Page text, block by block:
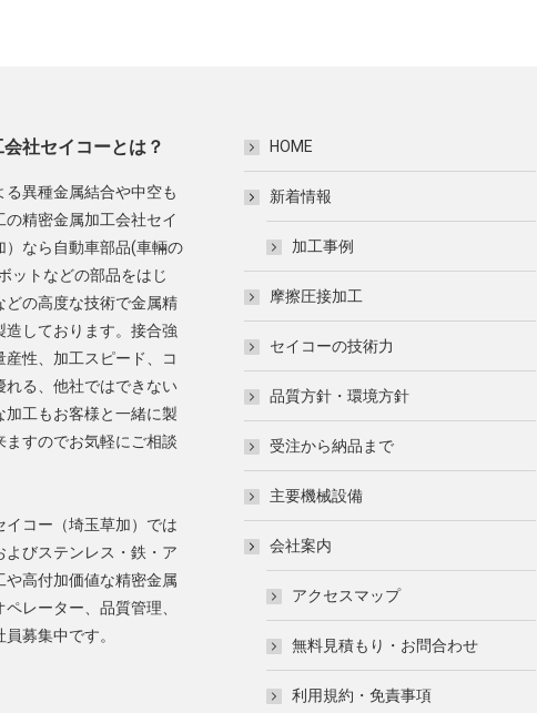
社セイコーとは？
る異種金属結合や中空も
の精密金属加工会社セイ
）なら自動車部品(車輛の
ットなどの部品をはじ
どの高度な技術で金属精
造しております。接合強
産性、加工スピード、コ
れる、他社ではできない
加工もお客様と一緒に製
ますのでお気軽にご相談
イコー（埼玉草加）では
よびステンレス・鉄・ア
や高付加価値な精密金属
レーター、品質管理、
募集中です。
HOME
新着情報
加工事例
摩擦圧接加工
セイコーの技術力
品質方針・環境方針
受注から納品まで
主要機械設備
会社案内
アクセスマップ
無料見積もり・お問合わせ
利用規約・免責事項